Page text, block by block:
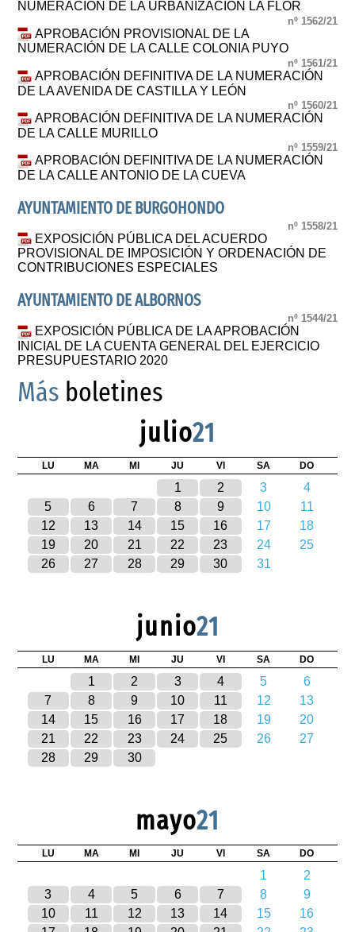
NUMERACIÓN DE LA URBANIZACIÓN LA FLOR
nº 1562/21
APROBACIÓN PROVISIONAL DE LA
NUMERACIÓN DE LA CALLE COLONIA PUYO
nº 1561/21
APROBACIÓN DEFINITIVA DE LA NUMERACIÓN
DE LA AVENIDA DE CASTILLA Y LEÓN
nº 1560/21
APROBACIÓN DEFINITIVA DE LA NUMERACIÓN
DE LA CALLE MURILLO
nº 1559/21
APROBACIÓN DEFINITIVA DE LA NUMERACIÓN
DE LA CALLE ANTONIO DE LA CUEVA
AYUNTAMIENTO DE BURGOHONDO
nº 1558/21
EXPOSICIÓN PÚBLICA DEL ACUERDO
PROVISIONAL DE IMPOSICIÓN Y ORDENACIÓN DE
CONTRIBUCIONES ESPECIALES
AYUNTAMIENTO DE ALBORNOS
nº 1544/21
EXPOSICIÓN PÚBLICA DE LA APROBACIÓN
INICIAL DE LA CUENTA GENERAL DEL EJERCICIO
PRESUPUESTARIO 2020
Más boletines
julio21
LU MA MI JU VI SA DO
1 2 3
4
5
6 7 8 9 10
11
12
13 14 15 16 17
18
19
20 21 22 23 24
25
26
27 28 29 30 31
junio21
LU MA MI JU VI SA DO
1 2 3 4 5
6
7
8 9 10 11 12
13
14
15 16 17 18 19
20
21
22 23 24 25 26
27
28
29 30
mayo21
LU MA MI JU VI SA DO
1
2
3
4 5 6 7 8
9
10
11 12 13 14 15
16